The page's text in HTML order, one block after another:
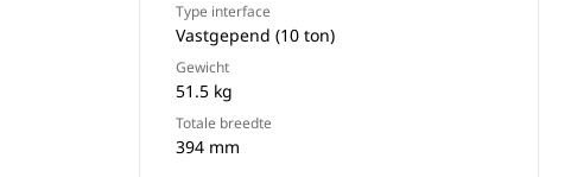
Type interface
Vastgepend (10 ton)
Gewicht
51.5 kg
Totale breedte
394 mm